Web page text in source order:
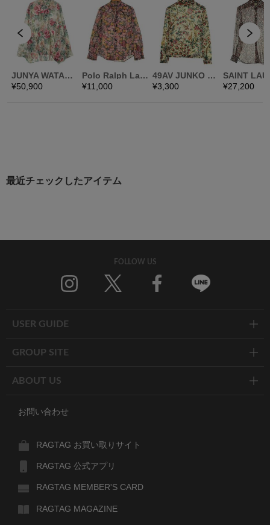
最近チェックしたアイテム
FOLLOW US
USER GUIDE
GROUP SITE
ABOUT US
お問い合わせ
RAGTAG お買い取りサイト
RAGTAG 公式アプリ
RAGTAG MEMBER'S CARD
RAGTAG MAGAZINE